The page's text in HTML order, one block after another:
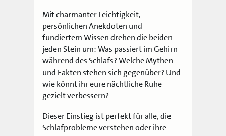
Mit charmanter Leichtigkeit,
persönlichen Anekdoten und
fundiertem Wissen drehen die beiden
jeden Stein um: Was passiert im Gehirn
während des Schlafs? Welche Mythen
und Fakten stehen sich gegenüber? Und
wie könnt ihr eure nächtliche Ruhe
gezielt verbessern?
Dieser Einstieg ist perfekt für alle, die
Schlafprobleme verstehen oder ihre